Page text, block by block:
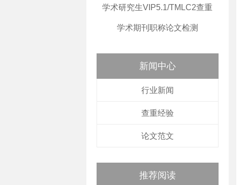
学术研究生VIP5.1/TMLC2查重
学术期刊职称论文检测
新闻中心
行业新闻
查重经验
论文范文
推荐阅读